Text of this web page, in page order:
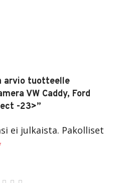
arvio tuotteelle
VW Caddy, Ford
-23>”
ei julkaista. Pakolliset